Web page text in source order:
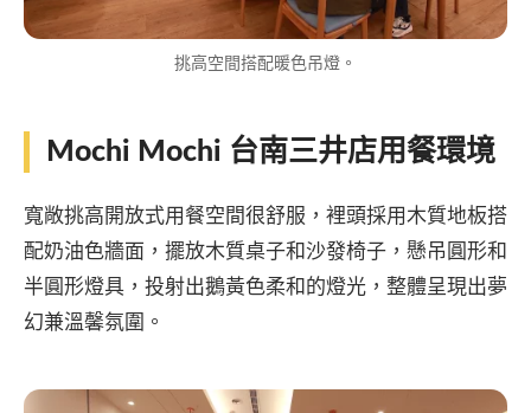
挑高空間搭配暖色吊燈。
Mochi Mochi 台南三井店用餐環境
寬敞挑高開放式用餐空間很舒服，裡頭採用木質地板搭
配奶油色牆面，擺放木質桌子和沙發椅子，懸吊圓形和
半圓形燈具，投射出鵝黃色柔和的燈光，整體呈現出夢
幻兼溫馨氛圍。